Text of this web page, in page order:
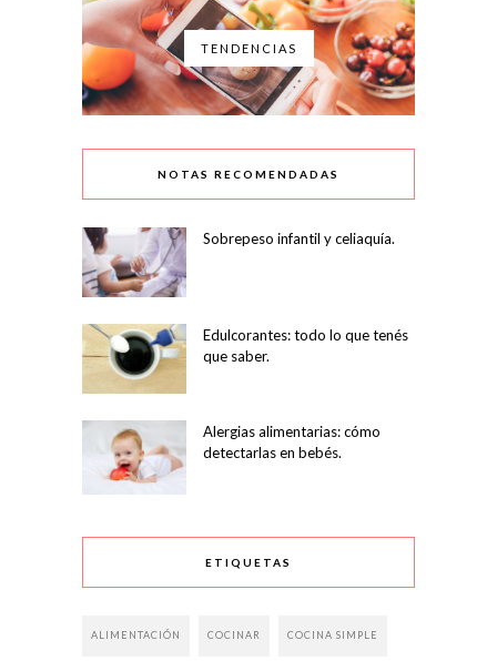
TENDENCIAS
NOTAS RECOMENDADAS
Sobrepeso infantil y celiaquía.
Edulcorantes: todo lo que tenés
que saber.
Alergias alimentarias: cómo
detectarlas en bebés.
ETIQUETAS
ALIMENTACIÓN COCINAR COCINA SIMPLE